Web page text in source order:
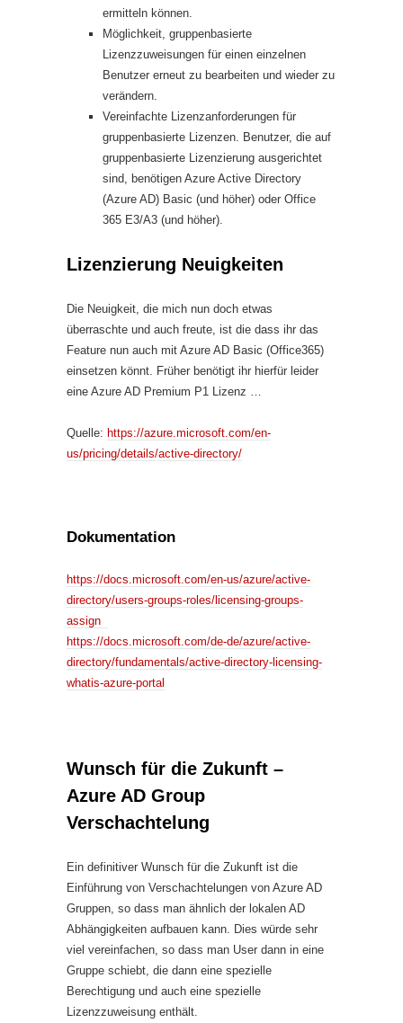
ermitteln können.
Möglichkeit, gruppenbasierte
Lizenzzuweisungen für einen einzelnen
Benutzer erneut zu bearbeiten und wieder zu
verändern.
Vereinfachte Lizenzanforderungen für
gruppenbasierte Lizenzen. Benutzer, die auf
gruppenbasierte Lizenzierung ausgerichtet
sind, benötigen Azure Active Directory
(Azure AD) Basic (und höher) oder Office
365 E3/A3 (und höher).
Lizenzierung Neuigkeiten
Die Neuigkeit, die mich nun doch etwas
überraschte und auch freute, ist die dass ihr das
Feature nun auch mit Azure AD Basic (Office365)
einsetzen könnt. Früher benötigt ihr hierfür leider
eine Azure AD Premium P1 Lizenz …
Quelle: https://azure.microsoft.com/en-
us/pricing/details/active-directory/
Dokumentation
https://docs.microsoft.com/en-us/azure/active-
directory/users-groups-roles/licensing-groups-
assign
https://docs.microsoft.com/de-de/azure/active-
directory/fundamentals/active-directory-licensing-
whatis-azure-portal
Wunsch für die Zukunft –
Azure AD Group
Verschachtelung
Ein definitiver Wunsch für die Zukunft ist die
Einführung von Verschachtelungen von Azure AD
Gruppen, so dass man ähnlich der lokalen AD
Abhängigkeiten aufbauen kann. Dies würde sehr
viel vereinfachen, so dass man User dann in eine
Gruppe schiebt, die dann eine spezielle
Berechtigung und auch eine spezielle
Lizenzzuweisung enthält.